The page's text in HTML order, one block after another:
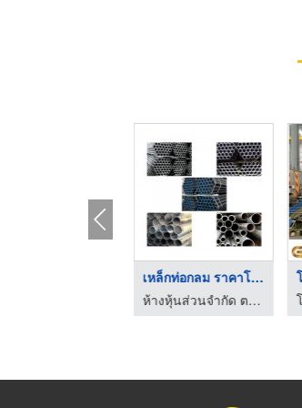
ประตูรั้วเหล็กฉลุลาย ...
ตัดเลเซอร์โรจนะโปรอินดัสเตรียล ซัพพลาย